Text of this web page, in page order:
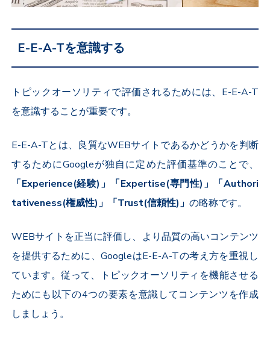
E-E-A-Tを意識する
トピックオーソリティで評価されるためには、E-E-A-T
を意識することが重要です。
E-E-A-Tとは、良質なWEBサイトであるかどうかを判断
するためにGoogleが独自に定めた評価基準のことで、
「Experience(経験)」「Expertise(専門性)」「Authori
tativeness(権威性)」「Trust(信頼性)」の略称です。
WEBサイトを正当に評価し、より品質の高いコンテンツ
を提供するために、GoogleはE-E-A-Tの考え方を重視し
ています。従って、トピックオーソリティを機能させる
ためにも以下の4つの要素を意識してコンテンツを作成
しましょう。